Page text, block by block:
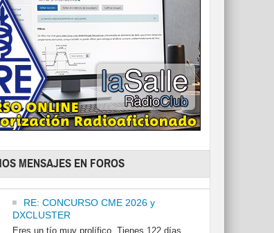
MENSAJES EN FOROS
RE: CONCURSO CME 2026 y
DXCLUSTER
Eres un tío muy prolífico. Tienes 122 días